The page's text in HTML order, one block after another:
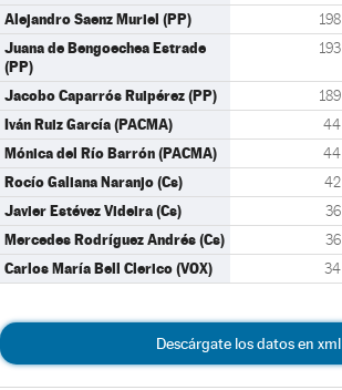
Alejandro Saenz Muriel (PP) 198
Juana de Bengoechea Estrade
(PP)
193
Jacobo Caparrós Ruipérez (PP) 189
Iván Ruiz García (PACMA) 44
Mónica del Río Barrón (PACMA) 44
Rocío Galiana Naranjo (Cs) 42
Javier Estévez Videira (Cs) 36
Mercedes Rodríguez Andrés (Cs) 36
Carlos María Bell Clerico (VOX) 34
Descárgate los datos en xml